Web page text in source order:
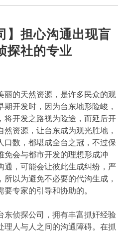
】担心沟通出现盲
探社的专业
丽的天然资源，是许多民众的观
开发时，因为台东地形险峻，
将开发之路视为险途，而延后开
资源，让台东成为观光胜地，
口数，都堪成全台之冠，不过保
免会与都市开发的理想形成冲
通，可能会让彼此生成纠纷，严
以为避免不必要的代沟生成，
专家的引导和协助的。
东侦探公司，拥有丰富抓奸经验
理人与人之间的沟通障碍。在抓